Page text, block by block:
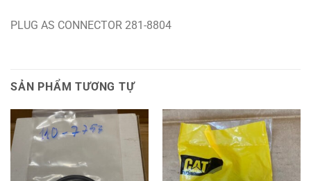
PLUG AS CONNECTOR 281-8804
SẢN PHẨM TƯƠNG TỰ